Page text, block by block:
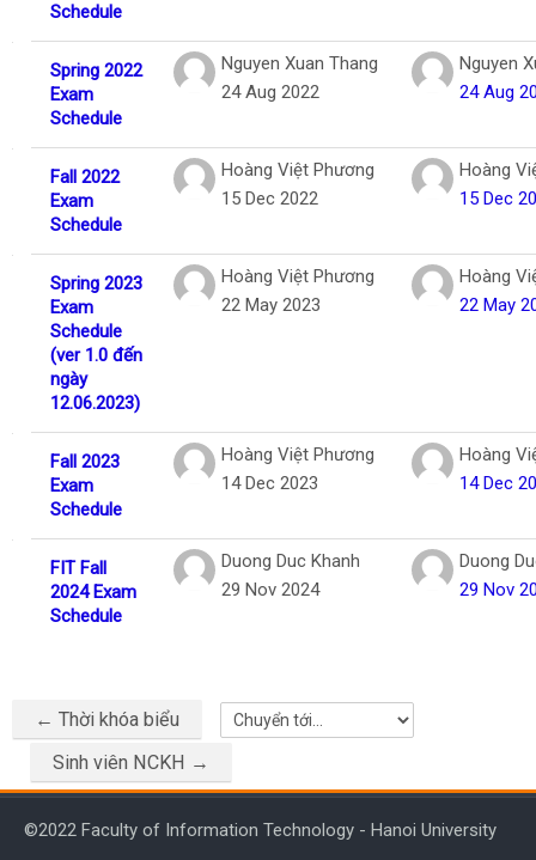
Schedule
Spring 2022
Exam
Schedule
Nguyen Xuan Thang
24 Aug 2022
Nguyen
24 Aug
Fall 2022
Exam
Schedule
Hoàng Việt Phương
15 Dec 2022
Hoàng
15 Dec
Spring 2023
Exam
Schedule
(ver 1.0 đến
ngày
12.06.2023)
Hoàng Việt Phương
22 May 2023
Hoàng
22 May
Fall 2023
Exam
Schedule
Hoàng Việt Phương
14 Dec 2023
Hoàng
14 Dec
FIT Fall
2024 Exam
Schedule
Duong Duc Khanh
29 Nov 2024
Duong
29 Nov
← Thời khóa biểu Chuyển tới...
Sinh viên NCKH →
©2022 Faculty of Information Technology - Hanoi University